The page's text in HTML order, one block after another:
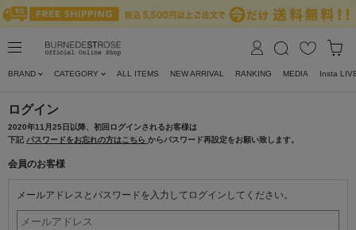
BRAND CATEGORY ALL ITEMS NEW ARRIVAL RANKING MEDIA Insta
ログイン
2020年11月25日以降、初回ログインされるお客様は
下記 パスワードをお忘れの方はこちら からパスワード再設定をお願い致します。
会員のお客様
メールアドレスとパスワードを入力してログインしてください。